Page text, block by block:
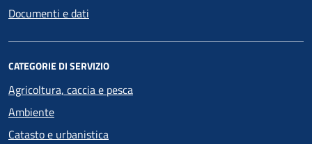
Documenti e dati
CATEGORIE DI SERVIZIO
Agricoltura, caccia e pesca
Ambiente
Catasto e urbanistica